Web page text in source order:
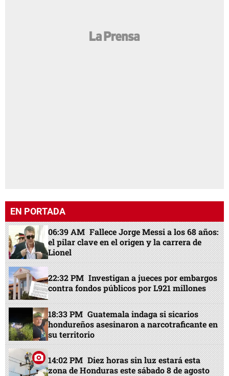
EN PORTADA
06:39 AM Fallece Jorge Messi a los 68 años:
el pilar clave en el origen y la carrera de
Lionel
22:32 PM Investigan a jueces por embargos
contra fondos públicos por L921 millones
18:33 PM Guatemala indaga si sicarios
hondureños asesinaron a narcotraficante en
su territorio
14:02 PM Diez horas sin luz estará esta
zona de Honduras este sábado 8 de agosto